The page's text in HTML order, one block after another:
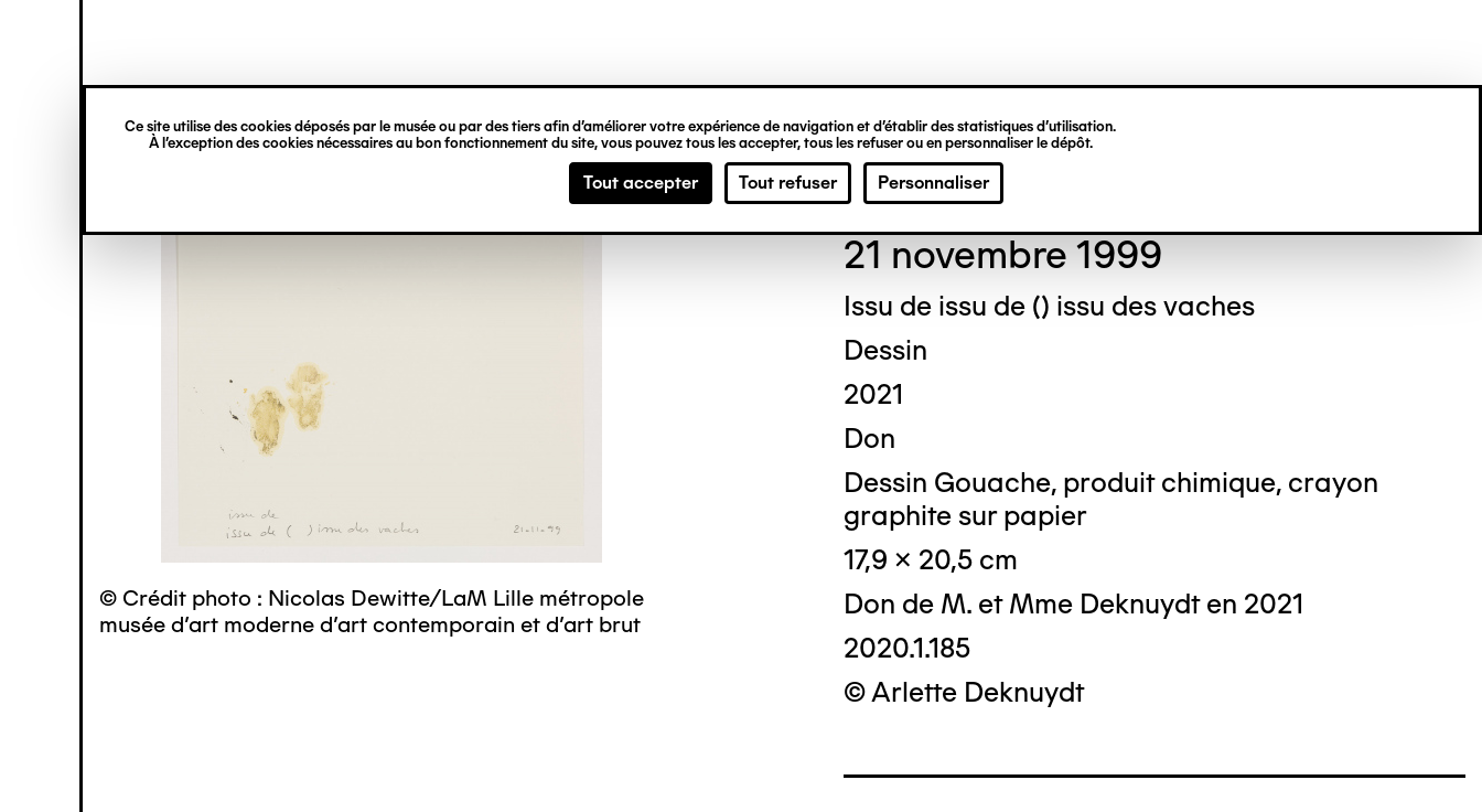
Ce site utilise des cookies déposés par le musée ou par des tiers afin d’améliorer votre expérience de navigation et d’établir des statistiques d’utilisation.
À l’exception des cookies nécessaires au bon fonctionnement du site, vous pouvez tous les accepter, tous les refuser ou en personnaliser le dépôt.
Tout accepter Tout refuser Personnaliser
principal
verticale
© Crédit photo : Nicolas Dewitte/LaM Lille métropole
musée d’art moderne d’art contemporain et d’art brut
Christine DEKNUYDT
21 novembre 1999
Issu de issu de () issu des vaches
Dessin
2021
Don
Dessin Gouache, produit chimique, crayon
graphite sur papier
17,9 x 20,5 cm
Don de M. et Mme Deknuydt en 2021
2020.1.185
© Arlette Deknuydt